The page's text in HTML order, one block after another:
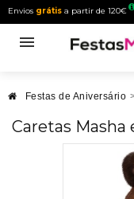
Envios grátis a partir de 120€
Festas de Aniversário
Caretas Masha